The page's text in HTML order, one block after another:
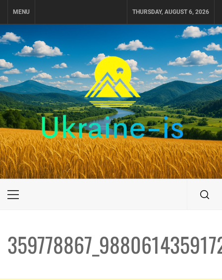
MENU THURSDAY, AUGUST 6, 2026
UKRAINE-IS
ПОДОРОЖI ПО УКРАЇНІ
Primary